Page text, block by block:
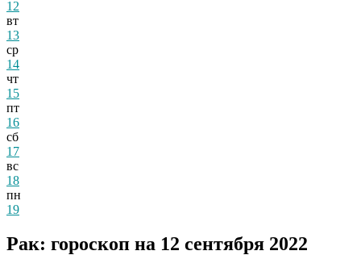
12
вт
13
ср
14
чт
15
пт
16
сб
17
вс
18
пн
19
Рак: гороскоп на 12 сентября 2022